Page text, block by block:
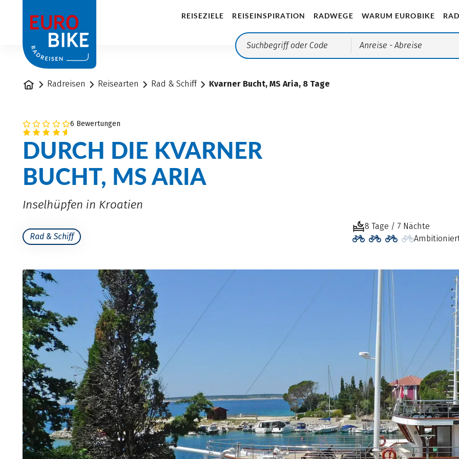
REISEZIELE REISEINSPIRATION RADWEGE WARUM EUROBIKE
Anreise - Abreise
StartseiteRadreisen Reisearten Rad & Schiff Kvarner Bucht, MS Aria, 8 Tage
6 Bewertungen
DURCH DIE KVARNER
BUCHT, MS ARIA
Inselhüpfen in Kroatien
Rad & Schiff
8 Tage / 7 Nächte